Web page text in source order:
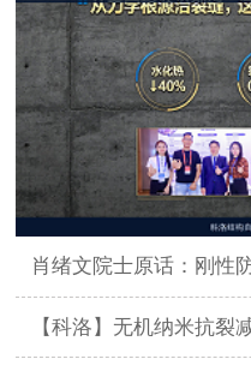
肖绪文院士原话：刚性
【科洛】无机纳米抗裂